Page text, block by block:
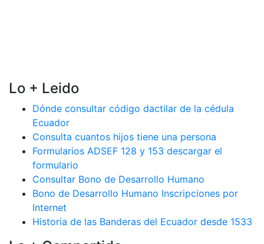
Lo + Leido
Dónde consultar código dactilar de la cédula
Ecuador
Consulta cuantos hijos tiene una persona
Formularios ADSEF 128 y 153 descargar el
formulario
Consultar Bono de Desarrollo Humano
Bono de Desarrollo Humano Inscripciones por
Internet
Historia de las Banderas del Ecuador desde 1533